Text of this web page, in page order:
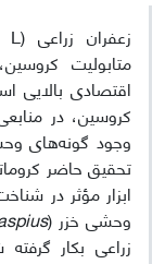
زعفران زراعی (
متابولیت
اقتصادی بالایی
کروسین، در
وجود گونه‌های
ابزار مؤثر در
وحشی خزر (
زراعی بکار